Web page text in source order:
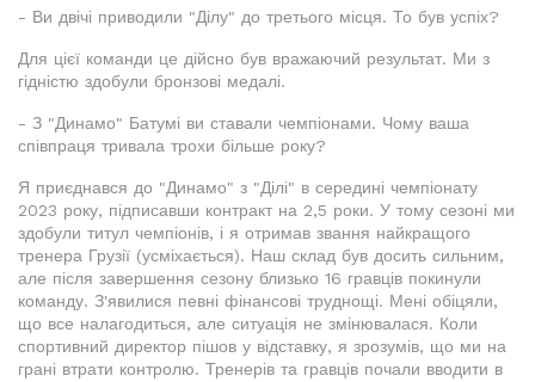
- Ви двічі приводили "Ділу" до третього місця. То був успіх?
Для цієї команди це дійсно був вражаючий результат. Ми з
гідністю здобули бронзові медалі.
- З "Динамо" Батумі ви ставали чемпіонами. Чому ваша
співпраця тривала трохи більше року?
Я приєднався до "Динамо" з "Ділі" в середині чемпіонату
2023 року, підписавши контракт на 2,5 роки. У тому сезоні ми
здобули титул чемпіонів, і я отримав звання найкращого
тренера Грузії (усміхається). Наш склад був досить сильним,
але після завершення сезону близько 16 гравців покинули
команду. З'явилися певні фінансові труднощі. Мені обіцяли,
що все налагодиться, але ситуація не змінювалася. Коли
спортивний директор пішов у відставку, я зрозумів, що ми на
грані втрати контролю. Тренерів та гравців почали вводити в